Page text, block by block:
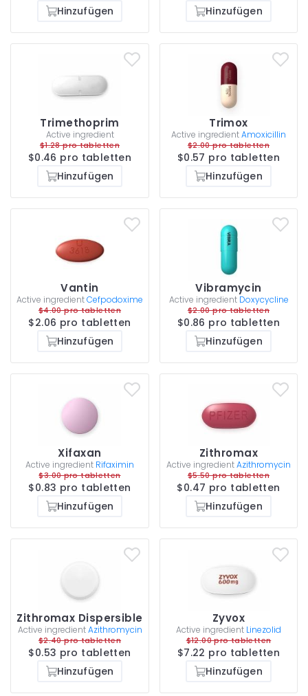
Hinzufügen
Hinzufügen
Trimethoprim
Active ingredient
$1.28 pro tabletten
$0.46 pro tabletten
Hinzufügen
Trimox
Active ingredientAmoxicillin
$2.00 pro tabletten
$0.57 pro tabletten
Hinzufügen
Vantin
Active ingredientCefpodoxime
$4.00 pro tabletten
$2.06 pro tabletten
Hinzufügen
Vibramycin
Active ingredient Doxycycline
$2.00 pro tabletten
$0.86 pro tabletten
Hinzufügen
Xifaxan
Active ingredient Rifaximin
$3.00 pro tabletten
$0.83 pro tabletten
Hinzufügen
Zithromax
Active ingredientAzithromycin
$5.50 pro tabletten
$0.47 pro tabletten
Hinzufügen
Zithromax Dispersible
Active ingredient Azithromycin
$2.40 pro tabletten
$0.53 pro tabletten
Hinzufügen
Zyvox
Active ingredient Linezolid
$12.00 pro tabletten
$7.22 pro tabletten
Hinzufügen